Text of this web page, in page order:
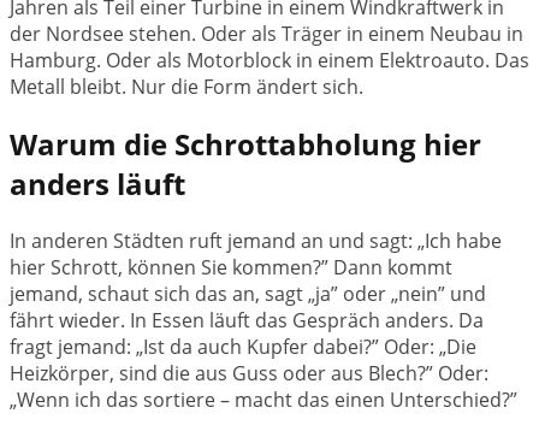
Jahren als Teil einer Turbine in einem Windkraftwerk in
der Nordsee stehen. Oder als Träger in einem Neubau in
Hamburg. Oder als Motorblock in einem Elektroauto. Das
Metall bleibt. Nur die Form ändert sich.
Warum die Schrottabholung hier
anders läuft
In anderen Städten ruft jemand an und sagt: „Ich habe
hier Schrott, können Sie kommen?” Dann kommt
jemand, schaut sich das an, sagt „ja” oder „nein” und
fährt wieder. In Essen läuft das Gespräch anders. Da
fragt jemand: „Ist da auch Kupfer dabei?” Oder: „Die
Heizkörper, sind die aus Guss oder aus Blech?” Oder:
„Wenn ich das sortiere – macht das einen Unterschied?”